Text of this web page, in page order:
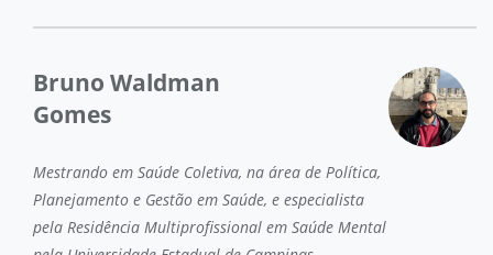
Bruno Waldman
Gomes
Mestrando em Saúde Coletiva, na área de Política,
Planejamento e Gestão em Saúde, e especialista
pela Residência Multiprofissional em Saúde Mental